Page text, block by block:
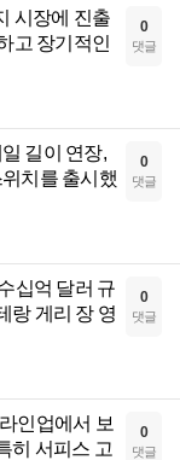
시장에 진출
고 장기적인
0
댓글
길이 연장,
치를 출시했
0
댓글
십억 달러 규
랑 게리 장 영
0
댓글
인업에서 보
히 서피스 고
0
댓글